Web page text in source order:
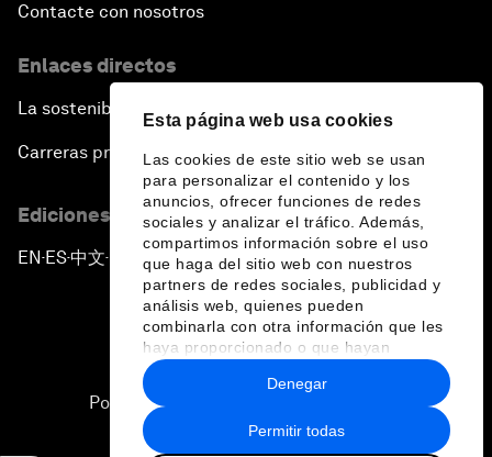
Esta página web usa cookies
Las cookies de este sitio web se usan
para personalizar el contenido y los
anuncios, ofrecer funciones de redes
sociales y analizar el tráfico. Además,
compartimos información sobre el uso
que haga del sitio web con nuestros
partners de redes sociales, publicidad y
análisis web, quienes pueden
combinarla con otra información que les
haya proporcionado o que hayan
recopilado a partir del uso que haya
hecho de sus servicios.
Permitir todas
Denegar
Contacte con nosotros
Enlaces directos
La sostenibilidad en el Foro
Carreras profesionales
Ediciones en otros idiomas
EN ▪ ES▪中文▪ 日本語
Política de privacidad y normas de uso